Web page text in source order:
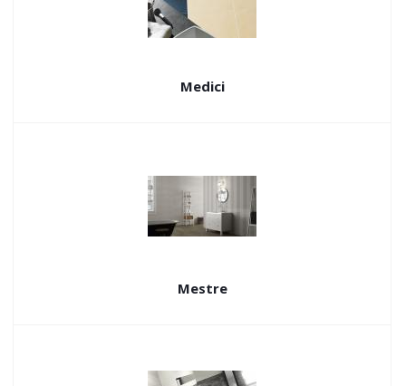
Medici
Mestre